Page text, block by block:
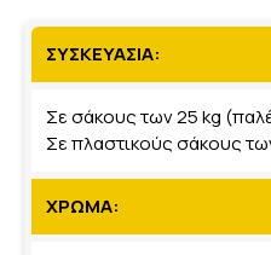
ΣΥΣΚΕΥΑΣΙΑ:
Σε σάκους των 25 kg
Σε πλαστικούς σάκους
ΧΡΩΜΑ: